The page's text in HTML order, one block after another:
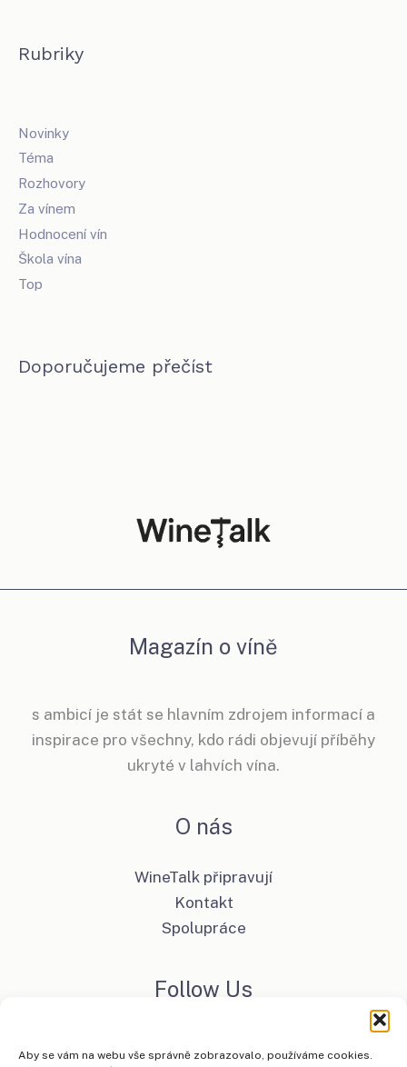
Aby se vám na webu vše správně zobrazovalo, používáme cookies.
Rubriky
Novinky
Téma
Rozhovory
Za vínem
Hodnocení vín
Škola vína
Top
Doporučujeme přečíst
Magazín o víně
s ambicí je stát se hlavním zdrojem informací a
inspirace pro všechny, kdo rádi objevují příběhy
ukryté v lahvích vína.
O nás
WineTalk připravují
Kontakt
Spolupráce
Follow Us